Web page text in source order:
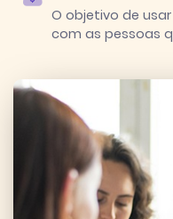
O objetivo de
com as pessoas